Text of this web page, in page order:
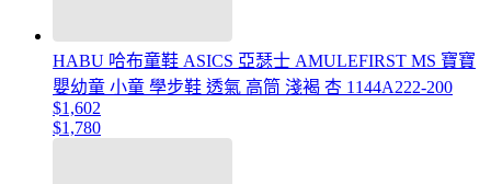
HABU 哈布童鞋 ASICS 亞瑟士 AMULEFIRST MS 寶寶
嬰幼童 小童 學步鞋 透氣 高筒 淺褐 杏 1144A222-200
$1,602
$1,780